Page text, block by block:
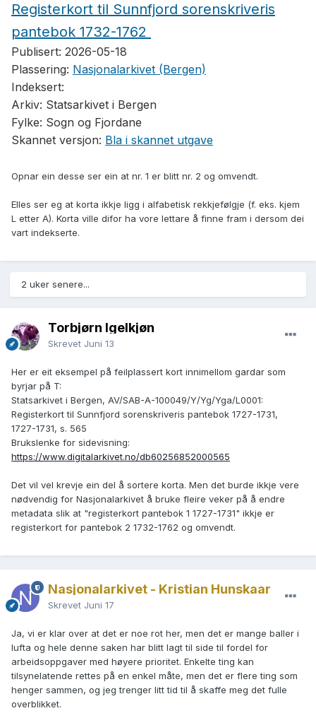
Registerkort til Sunnfjord sorenskriveris
pantebok 1732-1762
Publisert: 2026-05-18
Plassering: Nasjonalarkivet (Bergen)
Indeksert:
Arkiv: Statsarkivet i Bergen
Fylke: Sogn og Fjordane
Skannet versjon: Bla i skannet utgave
Opnar ein desse ser ein at nr. 1 er blitt nr. 2 og omvendt.
Elles ser eg at korta ikkje ligg i alfabetisk rekkjefølgje (f. eks. kjem
L etter A). Korta ville difor ha vore lettare å finne fram i dersom dei
vart indekserte.
2 uker senere...
Torbjørn Igelkjøn
Skrevet Juni 13
Her er eit eksempel på feilplassert kort innimellom gardar som
byrjar på T:
Statsarkivet i Bergen, AV/SAB-A-100049/Y/Yg/Yga/L0001:
Registerkort til Sunnfjord sorenskriveris pantebok 1727-1731,
1727-1731, s. 565
Brukslenke for sidevisning:
https://www.digitalarkivet.no/db60256852000565
Det vil vel krevje ein del å sortere korta. Men det burde ikkje vere
nødvendig for Nasjonalarkivet å bruke fleire veker på å endre
metadata slik at "registerkort pantebok 1 1727-1731" ikkje er
registerkort for pantebok 2 1732-1762 og omvendt.
Nasjonalarkivet - Kristian Hunskaar
Skrevet Juni 17
Ja, vi er klar over at det er noe rot her, men det er mange baller i
lufta og hele denne saken har blitt lagt til side til fordel for
arbeidsoppgaver med høyere prioritet. Enkelte ting kan
tilsynelatende rettes på en enkel måte, men det er flere ting som
henger sammen, og jeg trenger litt tid til å skaffe meg det fulle
overblikket.